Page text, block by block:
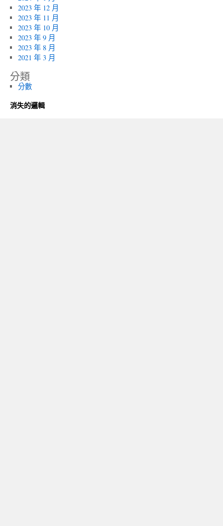
2023 年 12 月
2023 年 11 月
2023 年 10 月
2023 年 9 月
2023 年 8 月
2021 年 3 月
分類
分數
消失的邏輯